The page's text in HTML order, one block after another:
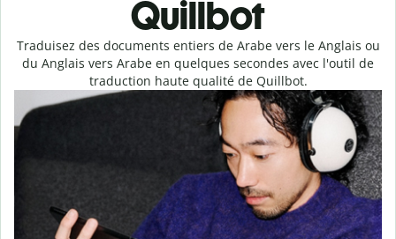
Quillbot
Traduisez des documents entiers de Arabe vers le Anglais ou
du Anglais vers Arabe en quelques secondes avec l'outil de
traduction haute qualité de Quillbot.